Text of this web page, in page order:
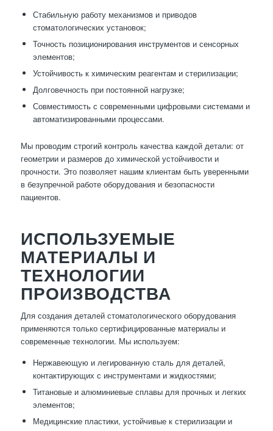
Стабильную работу механизмов и приводов
стоматологических установок;
Точность позиционирования инструментов и сенсорных
элементов;
Устойчивость к химическим реагентам и стерилизации;
Долговечность при постоянной нагрузке;
Совместимость с современными цифровыми системами и
автоматизированными процессами.
Мы проводим строгий контроль качества каждой детали: от
геометрии и размеров до химической устойчивости и
прочности. Это позволяет нашим клиентам быть уверенными
в безупречной работе оборудования и безопасности
пациентов.
ИСПОЛЬЗУЕМЫЕ
МАТЕРИАЛЫ И
ТЕХНОЛОГИИ
ПРОИЗВОДСТВА
Для создания деталей стоматологического оборудования
применяются только сертифицированные материалы и
современные технологии. Мы используем:
Нержавеющую и легированную сталь для деталей,
контактирующих с инструментами и жидкостями;
Титановые и алюминиевые сплавы для прочных и легких
элементов;
Медицинские пластики, устойчивые к стерилизации и